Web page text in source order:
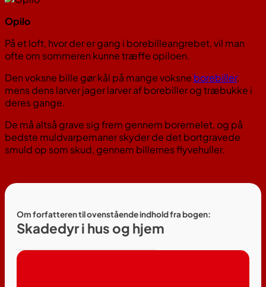
Opilo
På et loft, hvor der er gang i borebilleangrebet, vil man
ofte om sommeren kunne træffe opiloen.
Den voksne bille gør kål på mange voksne borebiller,
mens dens larver jager larver af borebiller og træbukke i
deres gange.
De må altså grave sig frem gennem boremelet, og på
bedste muldvarpemaner skyder de det bortgravede
smuld op som skud, gennem billernes flyvehuller.
Om forfatteren til ovenstående indhold fra bogen:
Skadedyr i hus og hjem